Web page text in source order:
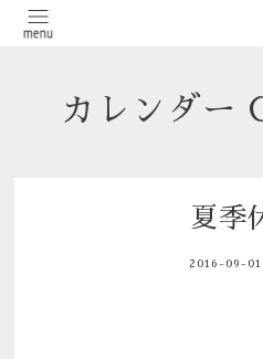
カレンダー
夏季
2016-09-